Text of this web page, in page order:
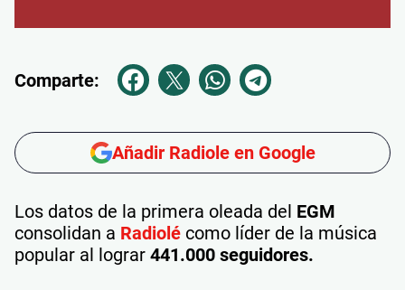
Comparte:
Añadir Radiole en Google
Los datos de la primera oleada del EGM
consolidan a Radiolé como líder de la música
popular al lograr 441.000 seguidores.